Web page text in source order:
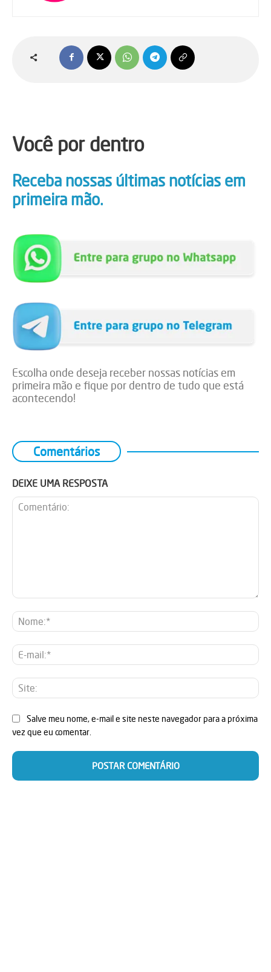
Você por dentro
Receba nossas últimas notícias em
primeira mão.
Escolha onde deseja receber nossas notícias em
primeira mão e fique por dentro de tudo que está
acontecendo!
Comentários
DEIXE UMA RESPOSTA
E-
Salve meu nome, e-mail e site neste navegador para a próxima
vez que eu comentar.